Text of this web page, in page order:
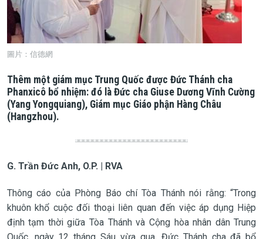
圖片：信德網
Thêm một giám mục Trung Quốc được Đức Thánh cha
Phanxicô bổ nhiệm: đó là Đức cha Giuse Dương Vĩnh Cường
(Yang Yongquiang), Giám mục Giáo phận Hàng Châu
(Hangzhou).
G. Trần Đức Anh, O.P. | RVA
Thông cáo của Phòng Báo chí Tòa Thánh nói rằng: “Trong
khuôn khổ cuộc đối thoại liên quan đến việc áp dụng Hiệp
định tạm thời giữa Tòa Thánh và Cộng hòa nhân dân Trung